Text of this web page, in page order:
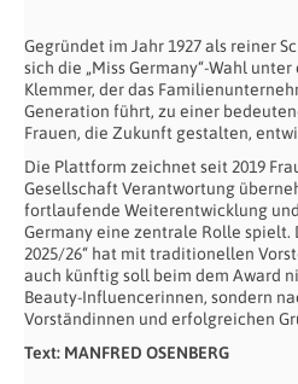
Gegründet im Jahr 1927 als reiner
sich die „Miss Germany“-Wahl
Klemmer, der das
Generation führt, zu einer
Frauen, die Zukunft gestalten,
Die Plattform zeichnet seit 2019
Gesellschaft Verantwortung
fortlaufende Weiterentwicklung
Germany eine zentrale Rolle spielt.
2025/26“ hat mit traditionellen
auch künftig soll beim dem Award
Beauty-Influencerinnen, sondern
Vorständinnen und erfolgreichen
Text: MANFRED OSENBERG